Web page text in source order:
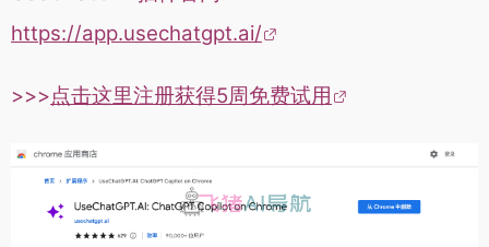
https://app.usechatgpt.ai/
>>>点击这里注册获得5周免费试用